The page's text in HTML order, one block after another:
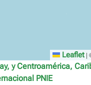
Leaflet |
y Centroamérica,
PNIE